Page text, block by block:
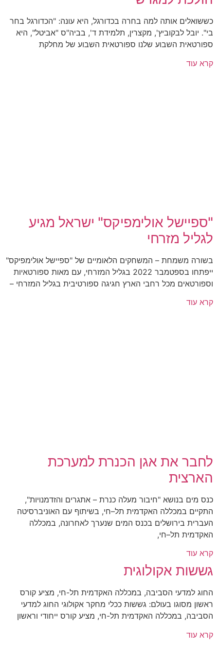
כששואלים אותה למה בחרה בכדורגל, היא עונה: "הכדורגל בחר
בי". יובל לבקוביץ', מקצרין, תלמידת ד', בביה"ס "אביטל", היא
ספורטאית השבוע שלנו ספורטאית השבוע של מחלקת
קרא עוד
"ספיישל אולימפיקס" ישראל מגיע
לגליל מזרחי
בשורה משמחת – המשחקים הלאומיים של "ספיישל אולימפיקס"
ייפתחו בספטמבר 2022 בגליל המזרחי, עם מאות ספורטאיות
וספורטאים מכל רחבי הארץ חגיגה ספורטיבית בגליל המזרחי –
קרא עוד
לחבר את אגן הכנרת למערכת
הארצית
כנס מים בנושא "חיבור מעלה כנרת – אתגרים והזדמנויות",
התקיים במכללה האקדמית תל–חי, בשיתוף עם האוניברסיטה
העברית בירושלים בכנס המים שנערך לאחרונה, במכללה
האקדמית תל–חי,
קרא עוד
גששות אקולוגית
החוג למדעי הסביבה, במכללה האקדמית תל-חי, מציע קורס
ראשון מסוגו בעולם: גששות ככלי מחקר אקולוגי החוג למדעי
הסביבה, במכללה האקדמית תל-חי, מציע קורס ייחודי וראשון
קרא עוד